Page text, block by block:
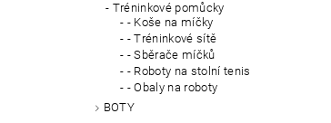
Tréninkové pomůcky
- Koše na míčky
- Tréninkové sítě
- Sběrače míčků
- Roboty na stolní tenis
- Obaly na roboty
BOTY